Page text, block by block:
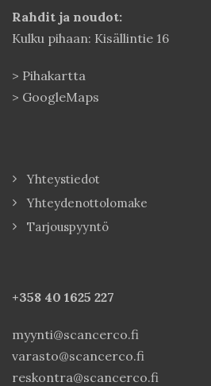
Rahdit ja noudot:
Kulku pihaan: Kisällintie 16
> Pihakartta
> GoogleMaps
Yhteystiedot
Yhteydenottolomake
Tarjouspyyntö
+358 40 1625 227
myynti@scancerco.fi
varasto@scancerco.fi
reskontra@scancerco.fi